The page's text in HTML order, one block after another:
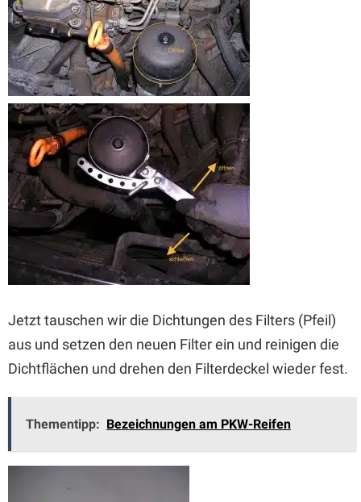
Jetzt tauschen wir die Dichtungen des Filters (Pfeil)
aus und setzen den neuen Filter ein und reinigen die
Dichtflächen und drehen den Filterdeckel wieder fest.
Thementipp: Bezeichnungen am PKW-Reifen